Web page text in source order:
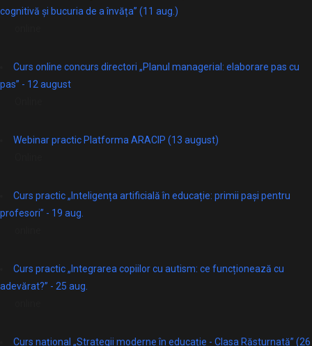
cognitivă și bucuria de a învăța” (11 aug.)
Curs online concurs directori „Planul managerial: elaborare pas cu
pas” - 12 august
Webinar practic Platforma ARACIP (13 august)
Curs practic „Inteligența artificială în educație: primii pași pentru
profesori” - 19 aug.
Curs practic „Integrarea copiilor cu autism: ce funcționează cu
adevărat?” - 25 aug.
Curs național „Strategii moderne în educație - Clasa Răsturnată” (26